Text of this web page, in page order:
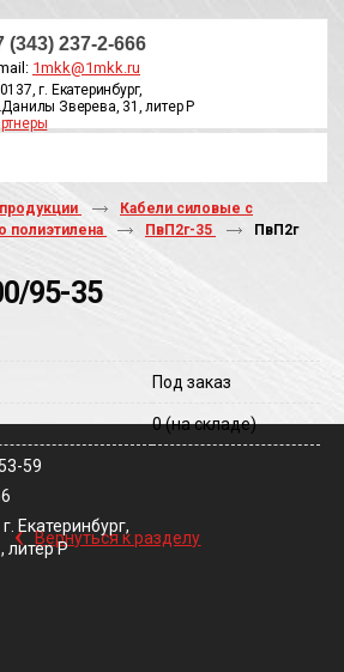
(343) 237-2-666
1mkk@1mkk.ru
г. Екатеринбург,
Зверева, 31, литер Р
продукции
Кабели силовые с
полиэтилена
ПвП2г-35
ПвП2г
95-35
Под заказ
0(на складе)
‹ Вернуться к разделу
59
Екатеринбург,
литер Р